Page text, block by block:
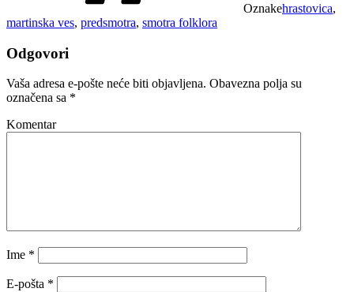
Oznakehrastovica,
martinska ves, predsmotra, smotra folklora
Odgovori
Vaša adresa e-pošte neće biti objavljena. Obavezna polja su
označena sa *
Komentar
Ime *
E-pošta *